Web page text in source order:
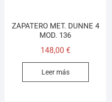
ZAPATERO MET. DUNNE 4
MOD. 136
148,00 €
Leer más